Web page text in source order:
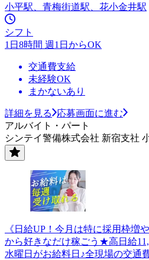
小平駅、青梅街道駅、花小金井駅
シフト
1日8時間 週1日からOK
交通費支給
未経験OK
まかないあり
詳細を見る
応募画面に進む
アルバイト・パート
シンテイ警備株式会社 新宿支社
《日給UP！今月は特に採用枠増
から好きなだけ稼ごう★高日給
水曜日がお給料日♪全現場の交通